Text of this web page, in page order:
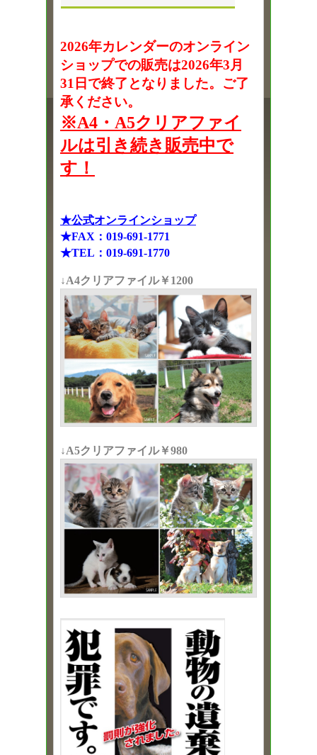
2026年カレンダーのオンライン
ショップでの販売は2026年3月
31日で終了となりました。ご了
承ください。
※A4・A5クリアファイ
ルは引き続き販売中で
す！
★公式オンラインショップ
★FAX：019-691-1771
★TEL：019-691-1770
↓A4クリアファイル￥1200
↓A5クリアファイル￥980